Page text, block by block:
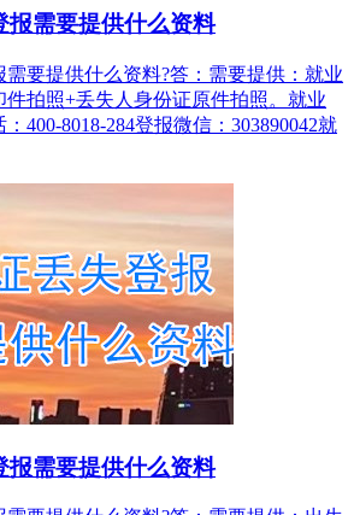
报需要提供什么资料
需要提供什么资料?答：需要提供：就业
件拍照+丢失人身份证原件拍照。就业
400-8018-284登报微信：303890042就
报需要提供什么资料